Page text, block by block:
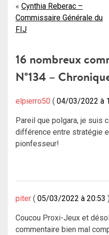
Navigation
de
Cynthia Reberac –
Commissaire Générale du
FIJ
16 nombreux
N°134 –
elpierro50 04/03/2022 à
Pareil que polgara, je suis
différence entre stratégie
pionfesseur!
piter 05/03/2022 à 20:53
Coucou Proxi-Jeux et
commentaire bien mal